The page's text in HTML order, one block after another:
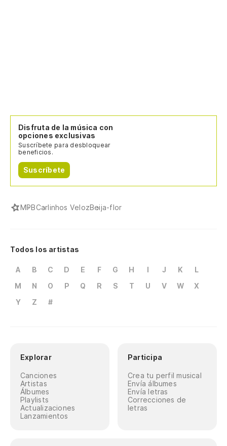
Disfruta de la música con
opciones exclusivas
Suscríbete para desbloquear
beneficios.
Suscríbete
MPBCarlinhos VelozBeija-flor
Todos los artistas
A B C D E F G H I J K
L
M
N O P Q R S T U V W
X
Y
Z #
Explorar
Canciones
Artistas
Álbumes
Playlists
Actualizaciones
Lanzamientos
Participa
Crea tu perfil musical
Envía álbumes
Envía letras
Correcciones de
letras